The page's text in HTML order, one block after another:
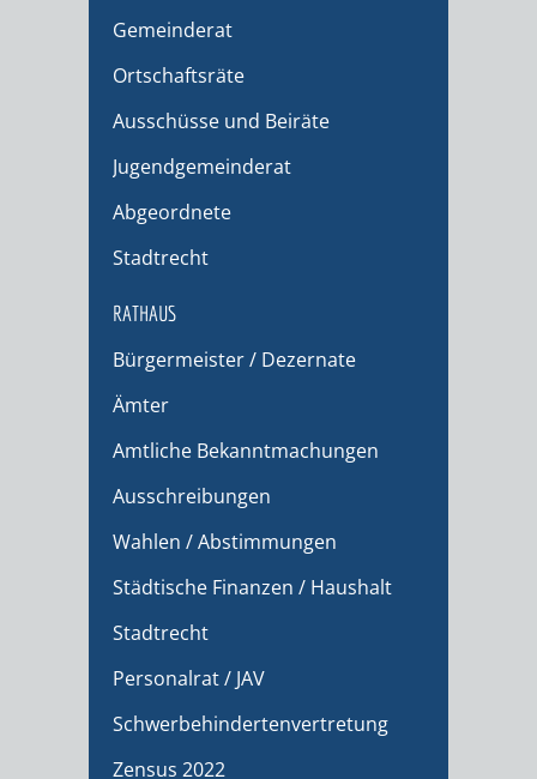
Gemeinderat
Ortschaftsräte
Ausschüsse und Beiräte
Jugendgemeinderat
Abgeordnete
Stadtrecht
RATHAUS
Bürgermeister / Dezernate
Ämter
Amtliche Bekanntmachungen
Ausschreibungen
Wahlen / Abstimmungen
Städtische Finanzen / Haushalt
Stadtrecht
Personalrat / JAV
Schwerbehindertenvertretung
Zensus 2022